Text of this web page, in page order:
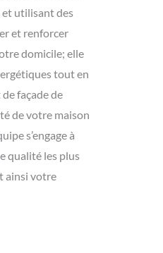
et utilisant des
et renforcer
domicile; elle
tout en
façade de
de votre maison
s’engage à
qualité les plus
ainsi votre